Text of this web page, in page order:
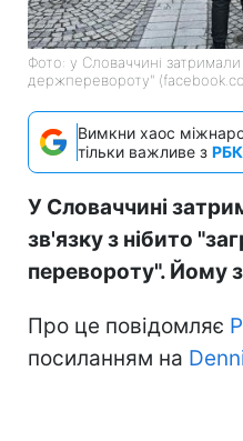
Фото: у Словаччині затримали
держперевороту"
Вимкни хаос
тільки важливе з
У Словаччині
зв'язку з нібито
перевороту". Йому
Про це повідомляє
посиланням на